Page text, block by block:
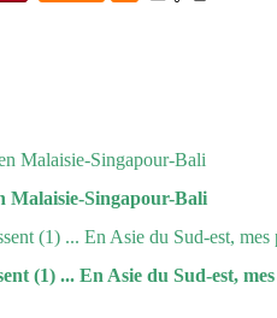
Malaisie-Singapour-Bali
(1) ... En Asie du Sud-est,